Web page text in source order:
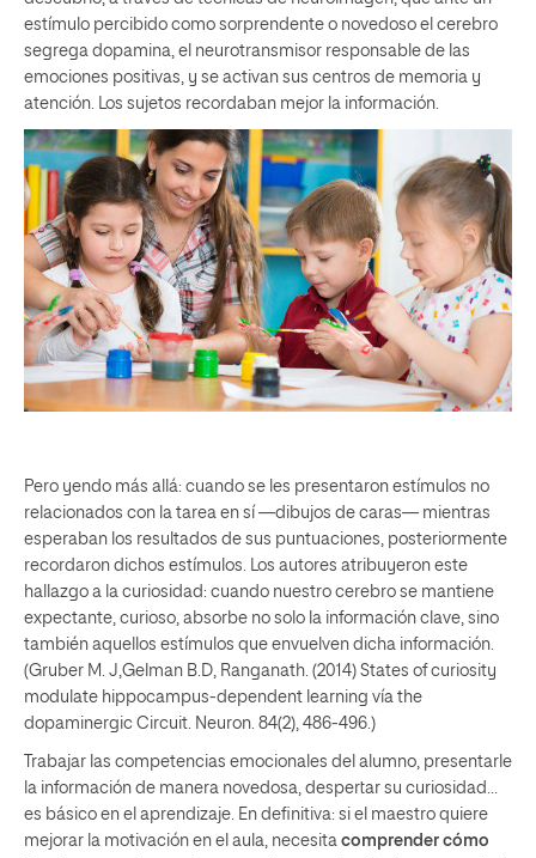
estímulo percibido como sorprendente o novedoso el cerebro
segrega dopamina, el neurotransmisor responsable de las
emociones positivas, y se activan sus centros de memoria y
atención. Los sujetos recordaban mejor la información.
Pero yendo más allá: cuando se les presentaron estímulos no
relacionados con la tarea en sí —dibujos de caras— mientras
esperaban los resultados de sus puntuaciones, posteriormente
recordaron dichos estímulos. Los autores atribuyeron este
hallazgo a la curiosidad: cuando nuestro cerebro se mantiene
expectante, curioso, absorbe no solo la información clave, sino
también aquellos estímulos que envuelven dicha información.
(Gruber M. J,Gelman B.D, Ranganath. (2014) States of curiosity
modulate hippocampus-dependent learning vía the
dopaminergic Circuit. Neuron. 84(2), 486-496.)
Trabajar las competencias emocionales del alumno, presentarle
la información de manera novedosa, despertar su curiosidad…
es básico en el aprendizaje. En definitiva: si el maestro quiere
mejorar la motivación en el aula, necesita comprender cómo